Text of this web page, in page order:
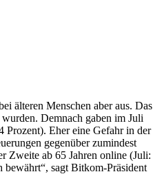
älteren Menschen aber aus. Das
Demnach gaben im Juli
Prozent). Eher eine Gefahr in der
gegenüber zumindest
Zweite ab 65 Jahren online (Juli:
bewährt“, sagt Bitkom-Präsident